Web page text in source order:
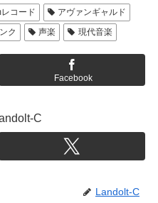
コード
アヴァンギャルド
ク 声楽 現代音楽
Facebook
C
Landolt-C